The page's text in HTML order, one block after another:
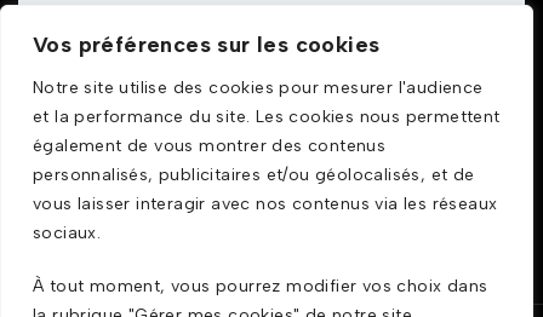
Vos préférences sur les cookies
Notre site utilise des cookies pour mesurer l'audience
et la performance du site. Les cookies nous permettent
également de vous montrer des contenus
personnalisés, publicitaires et/ou géolocalisés, et de
vous laisser interagir avec nos contenus via les réseaux
sociaux.
À tout moment, vous pourrez modifier vos choix dans